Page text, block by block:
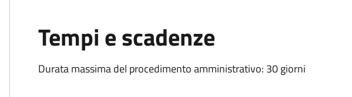
Tempi e scadenze
Durata massima del procedimento amministrativo: 30 giorni